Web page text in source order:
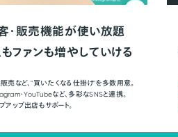
・販売機能が使い放題
ファンも増やしていける
売など、"買いたくなる仕掛け"を多数用意。
・YouTubeなど、多彩なSNSと連携。
アップ出店もサポート。